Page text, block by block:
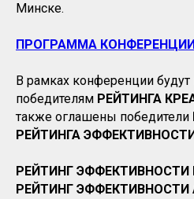
Минске.
ПРОГРАММА КОНФЕРЕНЦИИ
В рамках конференции
победителям РЕЙТИНГА
также оглашены победители
РЕЙТИНГА
РЕЙТИНГ ЭФФЕКТИВНОСТИ
РЕЙТИНГ ЭФФЕКТИВНОСТИ